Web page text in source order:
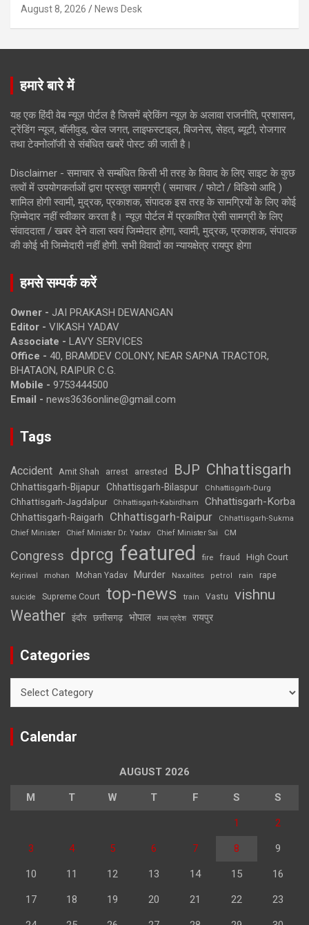
August 8, 2026 News Desk
हमारे बारे में
यह एक हिंदी वेब न्यूज़ पोर्टल है जिसमें ब्रेकिंग न्यूज़ के अलावा राजनीति, प्रशासन,
ट्रेंडिंग न्यूज, बॉलीवुड, खेल जगत, लाइफस्टाइल, बिजनेस, सेहत, ब्यूटी, रोजगार
तथा टेक्नोलॉजी से संबंधित खबरें पोस्ट की जाती है।
Disclaimer - समाचार से सम्बंधित किसी भी तरह के विवाद के लिए साइट के कुछ
तत्वों में उपयोगकर्ताओं द्वारा प्रस्तुत सामग्री ( समाचार / फोटो / विडियो आदि )
शामिल होगी स्वामी, मुद्रक, प्रकाशक, संपादक इस तरह के सामग्रियों के लिए कोई
ज़िम्मेदार नहीं स्वीकार करता है। न्यूज़ पोर्टल में प्रकाशित ऐसी सामग्री के लिए
संवाददाता / खबर देने वाला स्वयं जिम्मेदार होगा, स्वामी, मुद्रक, प्रकाशक, संपादक
की कोई भी जिम्मेदारी नहीं होगी. सभी विवादों का न्यायक्षेत्र रायपुर होगा
हमसे सम्पर्क करें
Owner - JAI PRAKASH DEWANGAN
Editor - VIKASH YADAV
Associate - LAVY SERVICES
Office - 40, BRAMDEV COLONY, NEAR SAPNA TRACTOR,
BHATAON, RAIPUR C.G.
Mobile - 9753444500
Email - news3636online@gmail.com
Tags
Accident Amit Shah arrest arrested BJP Chhattisgarh
Chhattisgarh-Bijapur Chhattisgarh-Bilaspur Chhattisgarh-Durg
Chhattisgarh-Jagdalpur Chhattisgarh-Kabirdham Chhattisgarh-Korba
Chhattisgarh-Raigarh Chhattisgarh-Raipur
Chhattisgarh-Sukma
Chief Minister
Chief Minister Dr. Yadav Chief Minister Sai CM
Congress dprcg featured fire fraud High Court
Kejriwal mohan Mohan Yadav Murder Naxalites petrol rain rape
suicide Supreme Court top-news train Vastu vishnu
Weather इंदौर छत्तीसगढ़ भोपाल मध्य प्रदेश रायपुर
Categories
Calendar
AUGUST 2026
M T W T F S S
1 2
3 4 5 6 7 8 9
10 11 12 13 14 15 16
17 18 19 20 21 22 23